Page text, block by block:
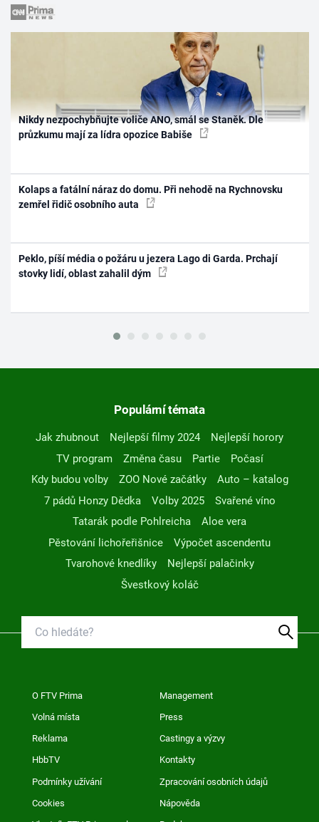
Nikdy nezpochybňujte voliče ANO, smál se Staněk. Dle
průzkumu mají za lídra opozice Babiše
Kolaps a fatální náraz do domu. Při nehodě na Rychnovsku
zemřel řidič osobního auta
Peklo, píší média o požáru u jezera Lago di Garda. Prchají
stovky lidí, oblast zahalil dým
Populární témata
Jak zhubnout Nejlepší filmy 2024
Nejlepší horory
TV program
Změna času Partie
Počasí
Kdy budou volby
ZOO Nové začátky
Auto – katalog
7 pádů Honzy Dědka
Volby 2025
Svařené víno
Tatarák podle Pohlreicha
Aloe vera
Pěstování lichořeřišnice
Výpočet ascendentu
Tvarohové knedlíky
Nejlepší palačinky
Švestkový koláč
O FTV Prima Management
Volná místa Press
Reklama Castingy a výzvy
HbbTV Kontakty
Podmínky užívání Zpracování osobních údajů
Cookies Nápověda